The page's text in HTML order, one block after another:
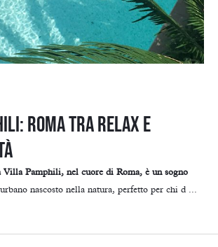
Roma tra relax e
Villa Pamphili, nel cuore di Roma, è un sogno
nascosto nella natura, perfetto per chi d ...